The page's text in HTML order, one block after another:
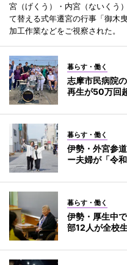
宮（げくう）・内宮（ないくう
て替える式年遷宮の行事「御木
加工作業などをご視察された。
暮らす・働く
志摩市民病院
再生が50万回
暮らす・働く
伊勢・外宮参
ー夫婦が「令
暮らす・働く
伊勢・厚生中
部12人が全校